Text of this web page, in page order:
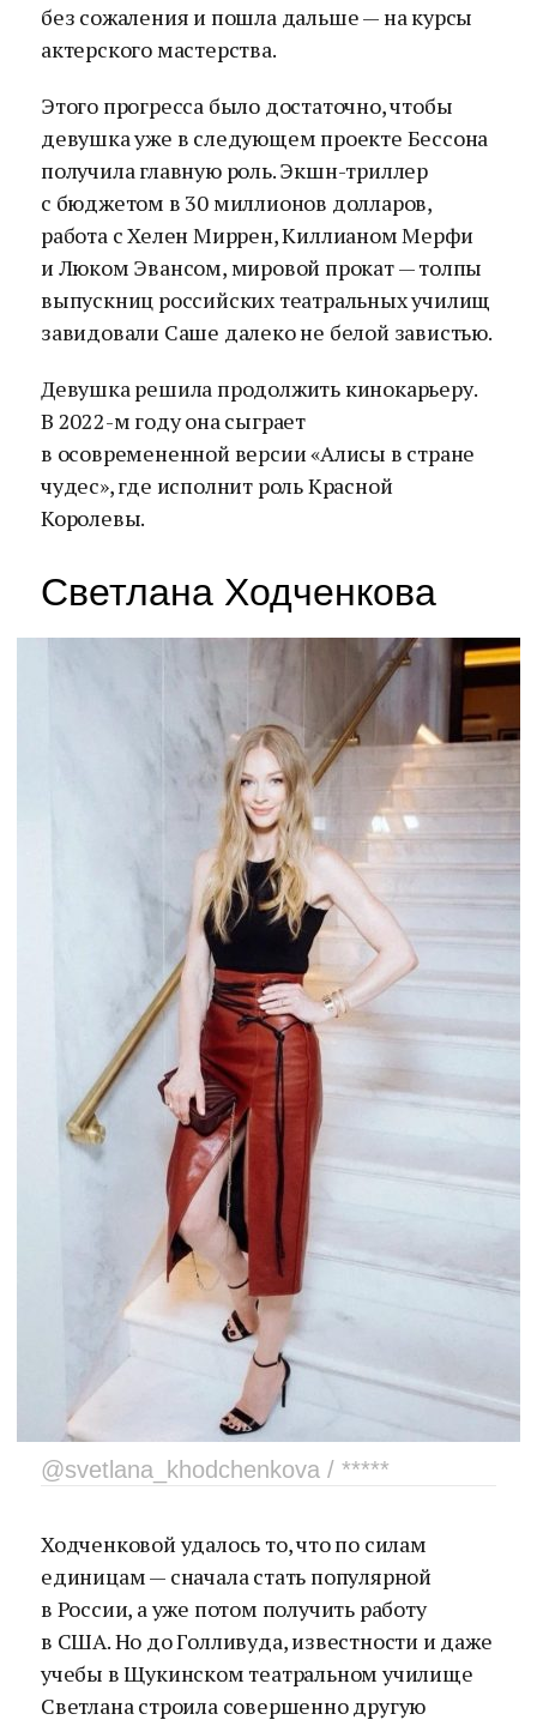
без сожаления и пошла дальше — на курсы
актерского мастерства.
Этого прогресса было достаточно, чтобы
девушка уже в следующем проекте Бессона
получила главную роль. Экшн-триллер
с бюджетом в 30 миллионов долларов,
работа с Хелен Миррен, Киллианом Мерфи
и Люком Эвансом, мировой прокат — толпы
выпускниц российских театральных училищ
завидовали Саше далеко не белой завистью.
Девушка решила продолжить кинокарьеру.
В 2022-м году она сыграет
в осовремененной версии «Алисы в стране
чудес», где исполнит роль Красной
Королевы.
Светлана Ходченкова
@svetlana_khodchenkova / *****
Ходченковой удалось то, что по силам
единицам — сначала стать популярной
в России, а уже потом получить работу
в США. Но до Голливуда, известности и даже
учебы в Щукинском театральном училище
Светлана строила совершенно другую